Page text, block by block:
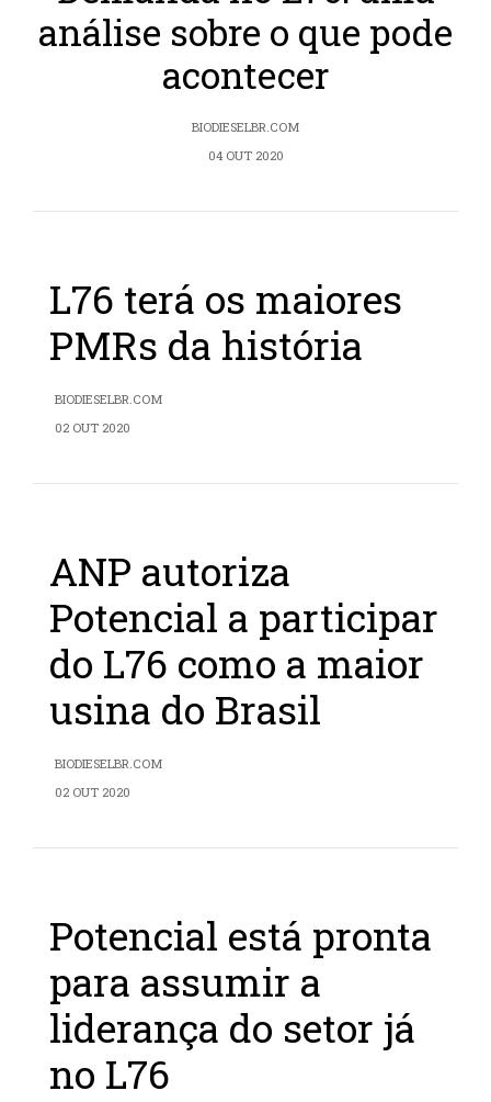
análise sobre o que pode
acontecer
BIODIESELBR.COM
04 OUT 2020
L76 terá os maiores
PMRs da história
BIODIESELBR.COM
02 OUT 2020
ANP autoriza
Potencial a participar
do L76 como a maior
usina do Brasil
BIODIESELBR.COM
02 OUT 2020
Potencial está pronta
para assumir a
liderança do setor já
no L76